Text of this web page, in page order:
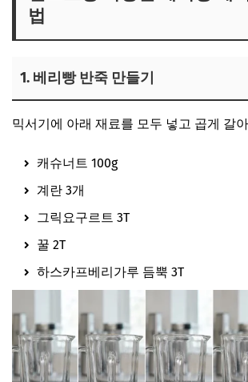
법
1. 베리빵 반죽 만들기
믹서기에 아래 재료를 모두 넣고 곱게 갈
캐슈너트 100g
계란 3개
그릭요구르트 3T
꿀 2T
하스카프베리가루 듬뿍 3T